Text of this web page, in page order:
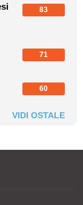
83
71
60
VIDI OSTALE